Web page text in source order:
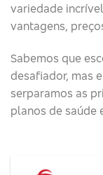
variedade
vantagens,
Sabemos que
desafiador, mas
serparamos as
planos de saúde